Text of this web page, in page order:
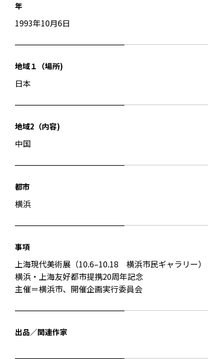
年
1993年10月6日
地域１（場所)
日本
地域2（内容)
中国
都市
横浜
事項
上海現代美術展（10.6–10.18 横浜市民ギャラリー）
横浜・上海友好都市提携20周年記念
主催＝横浜市、開催企画実行委員会
出品／関連作家